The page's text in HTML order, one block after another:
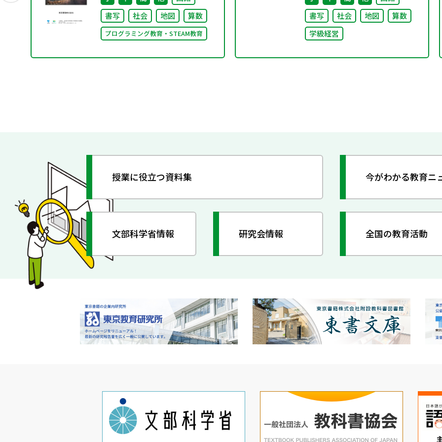
書写
社会 地図 算数
プログラミング教育・STEAM教育
書写
社会 地図
算数
学級経営
授業に役立つ資料集 今がわかる教育ニ
文部科学省情報 研究会情報 全国の教育活動